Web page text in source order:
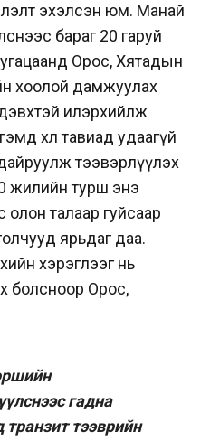
эхэлсэн юм. Манай
бараг 20 гаруй
Орос, Хятадын
хоолой дамжуулах
илэрхийлж
хөл тавиад удаагүй
тээвэрлүүлэх
жилийн турш энэ
олон талаар гуйсаар
ярьдаг даа.
хэрэглээг нь
болсноор Орос,
гадна
тээврийн